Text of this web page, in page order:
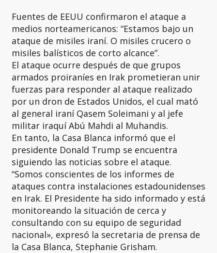
Fuentes de EEUU confirmaron el ataque a
medios norteamericanos: “Estamos bajo un
ataque de misiles iraní. O misiles crucero o
misiles balísticos de corto alcance”.
El ataque ocurre después de que grupos
armados proiraníes en Irak prometieran unir
fuerzas para responder al ataque realizado
por un dron de Estados Unidos, el cual mató
al general iraní Qasem Soleimani y al jefe
militar iraquí Abú Mahdi al Muhandis.
En tanto, la Casa Blanca informó que el
presidente Donald Trump se encuentra
siguiendo las noticias sobre el ataque.
“Somos conscientes de los informes de
ataques contra instalaciones estadounidenses
en Irak. El Presidente ha sido informado y está
monitoreando la situación de cerca y
consultando con su equipo de seguridad
nacional», expresó la secretaria de prensa de
la Casa Blanca, Stephanie Grisham.